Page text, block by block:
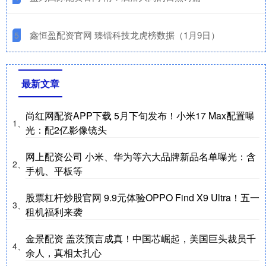
5 ​鑫恒盈配资官网 臻镭科技龙虎榜数据（1月9日）
最新文章
1、
尚红网配资APP下载 5月下旬发布！小米17 Max配置曝
光：配2亿影像镜头
2、
网上配资公司 小米、华为等六大品牌新品名单曝光：含
手机、平板等
3、
股票杠杆炒股官网 9.9元体验OPPO Find X9 Ultra！五一
租机福利来袭
4、
金景配资 盖茨预言成真！中国芯崛起，美国巨头裁员千
余人，真相太扎心